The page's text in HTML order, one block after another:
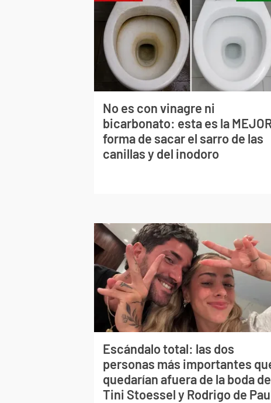
No es con vinagre ni
bicarbonato: esta es la
forma de sacar el sarro de las
canillas y del inodoro
Escándalo total: las dos
personas más importantes
quedarían afuera de la boda de
Tini Stoessel y Rodrigo de